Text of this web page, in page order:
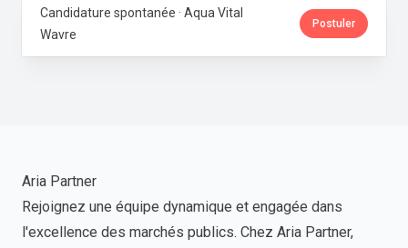
Candidature spontanée · Aqua Vital
Wavre
Postuler
Aria Partner
Rejoignez une équipe dynamique et engagée dans
l'excellence des marchés publics. Chez Aria Partner,